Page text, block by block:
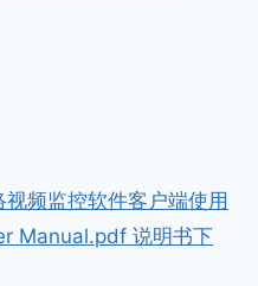
频监控软件客户端使用
Manual.pdf 说明书下